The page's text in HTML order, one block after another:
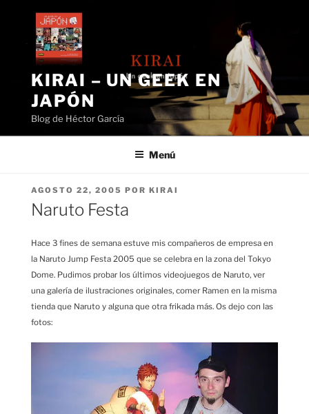
contenido
KIRAI – UN GEEK EN
JAPÓN
Blog de Héctor García
Menú
PUBLICADO
EL
AGOSTO 22, 2005 POR KIRAI
Naruto Festa
Hace 3 fines de semana estuve mis compañeros de empresa en
la Naruto Jump Festa 2005 que se celebra en la zona del Tokyo
Dome. Pudimos probar los últimos videojuegos de Naruto, ver
una galería de ilustraciones originales, comer Ramen en la misma
tienda que Naruto y alguna que otra frikada más. Os dejo con las
fotos: